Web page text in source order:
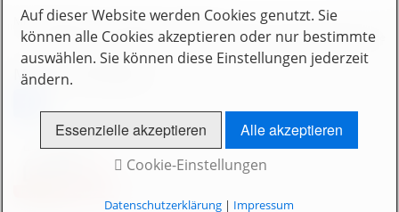
Mitgliederbereich Impressum
Kontakt
© 2014 www.leipheimer-haufen.de - realisiert vonNew Media Service
Mit uns vernetzen
Auf dieser Website werden Cookies genutzt. Sie
können alle Cookies akzeptieren oder nur bestimmte
auswählen. Sie können diese Einstellungen jederzeit
ändern.
Essenzielle akzeptieren Alle akzeptieren
Cookie-Einstellungen
Datenschutzerklärung | Impressum